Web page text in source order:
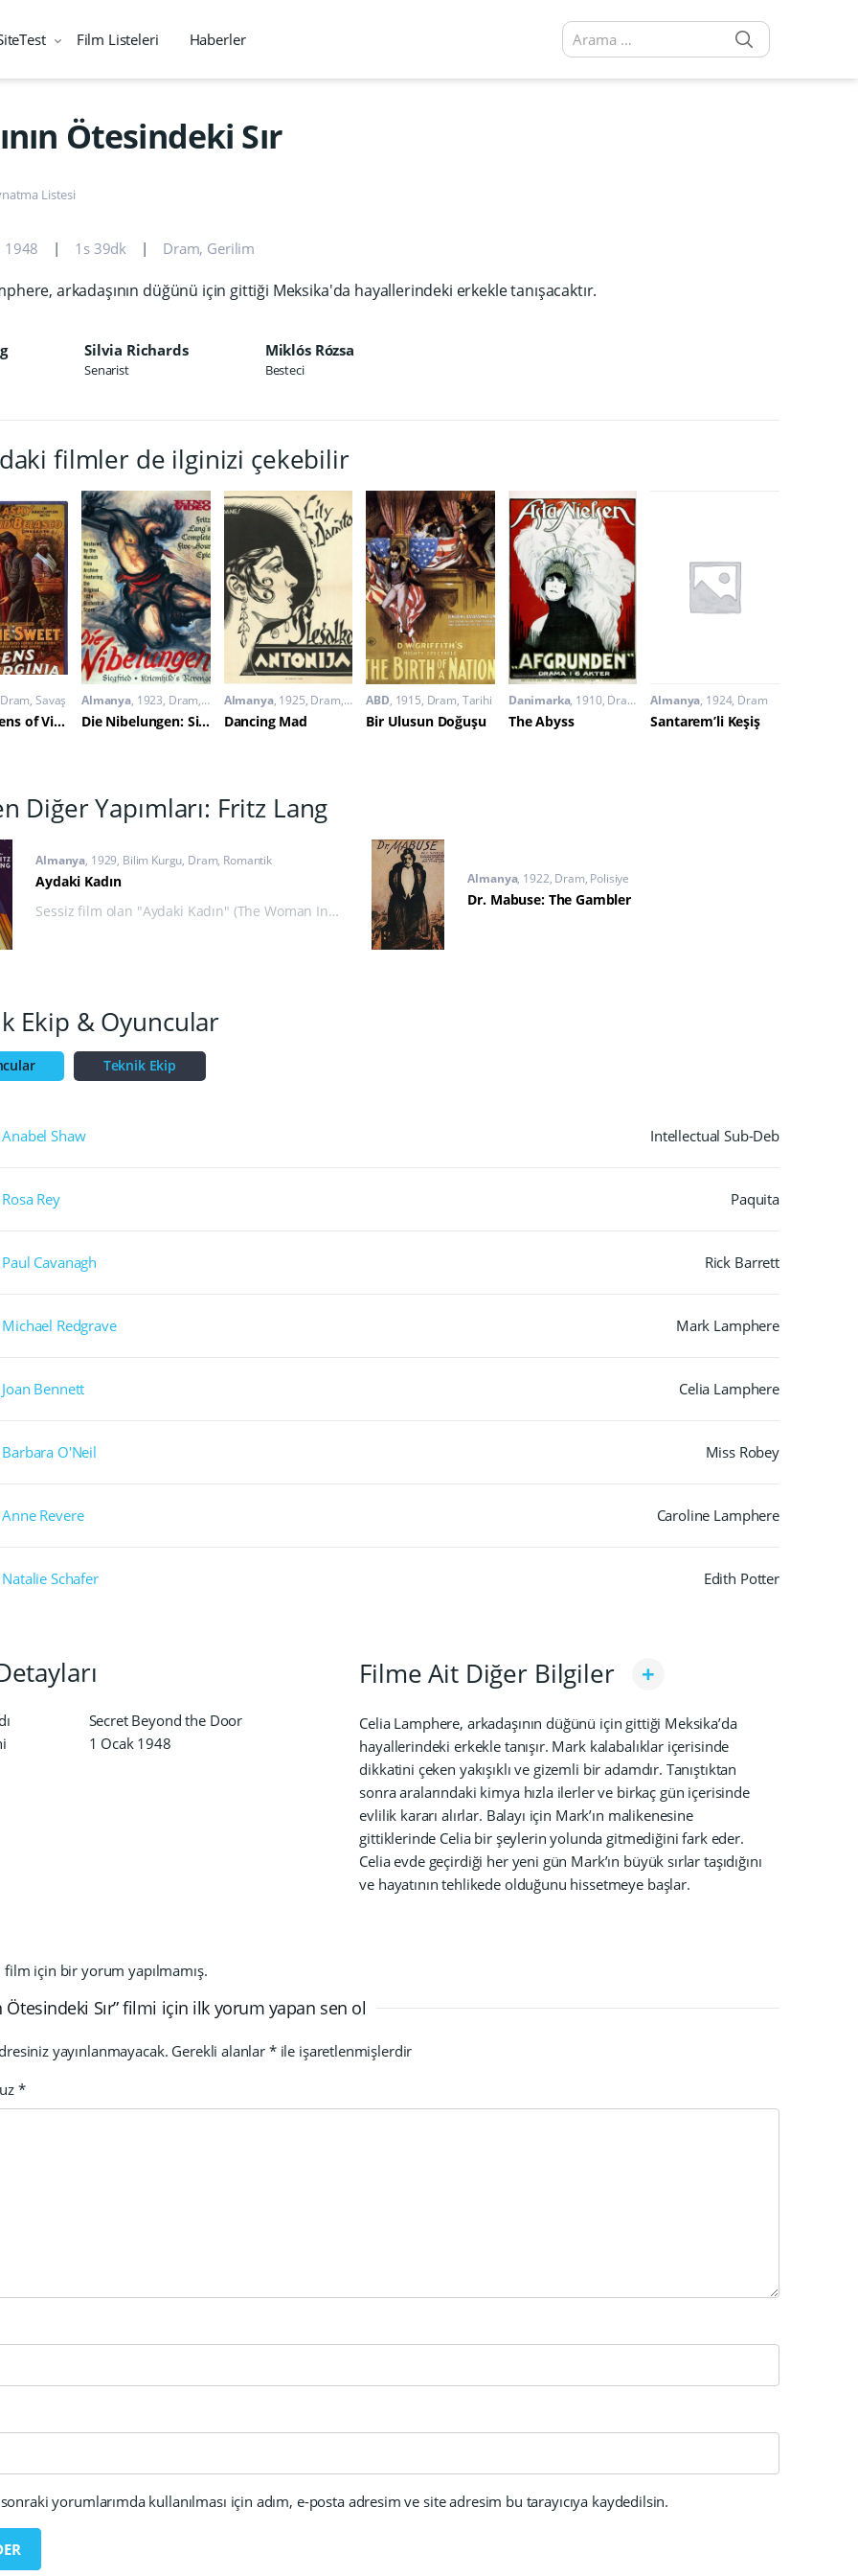
Film Listeleri Haberler
Arama sonuçları:
Ötesindeki Sır
Listesi
1948 1s 39dk Dram, Gerilim
arkadaşının düğünü için gittiği Meksika'da hayallerindeki erkekle tanışacaktır.
Silvia Richards
Senarist
Miklós Rózsa
Besteci
filmler de ilginizi çekebilir
Dram, Savaş
The Warrens of Virginia
Almanya 1923 Dram, Fantastik,Macera
Die Nibelungen: Siegfried
Almanya 1925 Dram, Komedi
Dancing Mad
ABD 1915 Dram, Tarihi
Bir Ulusun Doğuşu
Danimarka 1910 Dram
The Abyss
Almanya 1924 Dram
Santarem’li Keşiş
Diğer Yapımları: Fritz Lang
Almanya 1929 Bilim Kurgu, Dram, Romantik
Aydaki Kadın
Sessiz film olan "Aydaki Kadın" (The Woman In
Almanya 1922 Dram, Polisiye
Dr. Mabuse: The Gambler
Ekip & Oyuncular
Teknik Ekip
Anabel Shaw Intellectual Sub-Deb
Rosa Rey Paquita
Paul Cavanagh Rick Barrett
Michael Redgrave Mark Lamphere
Joan Bennett Celia Lamphere
Barbara O'Neil Miss Robey
Anne Revere Caroline Lamphere
Natalie Schafer Edith Potter
Secret Beyond the Door
1 Ocak 1948
Filme Ait Diğer Bilgiler
Celia Lamphere, arkadaşının düğünü için gittiği Meksika’da
hayallerindeki erkekle tanışır. Mark kalabalıklar içerisinde
dikkatini çeken yakışıklı ve gizemli bir adamdır. Tanıştıktan
sonra aralarındaki kimya hızla ilerler ve birkaç gün içerisinde
evlilik kararı alırlar. Balayı için Mark’ın malikenesine
gittiklerinde Celia bir şeylerin yolunda gitmediğini fark eder.
Celia evde geçirdiği her yeni gün Mark’ın büyük sırlar taşıdığını
ve hayatının tehlikede olduğunu hissetmeye başlar.
Ötesindeki Sır” filmi için ilk yorum yapan sen ol
yayınlanmayacak. Gerekli alanlar *ile işaretlenmişlerdir
*
yorumlarımda kullanılması için adım, e-posta adresim ve site adresim bu tarayıcıya kaydedilsin.
film için bir yorum yapılmamış.